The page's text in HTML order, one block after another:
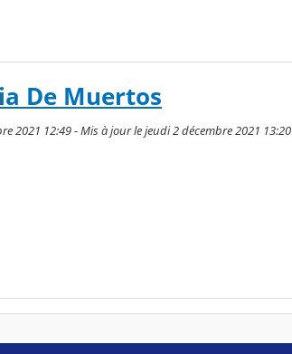
De Muertos
2021 12:49 - Mis à jour le jeudi 2 décembre 2021 13:20